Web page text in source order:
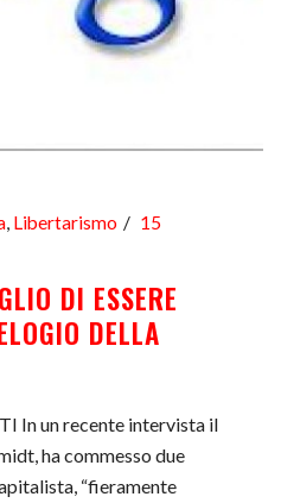
Libertarismo
15
DI ESSERE
DELLA
In un recente intervista il
ha commesso due
“fieramente